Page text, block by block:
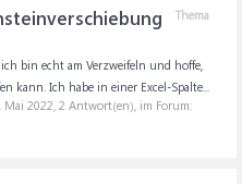
Thema
bin echt am Verzweifeln und hoffe,
kann. Ich habe in einer Excel-Spalte...
Mai 2022, 2 Antwort(en), im Forum: